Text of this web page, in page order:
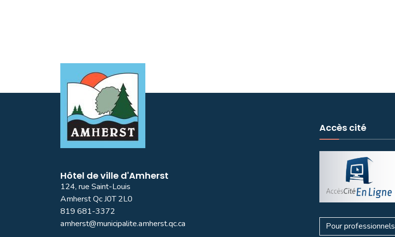
Hôtel de ville d'Amherst
124, rue Saint-Louis
Amherst Qc J0T 2L0
819 681-3372
amherst@municipalite.amherst.qc.ca
Accès cité
Pour professionnels